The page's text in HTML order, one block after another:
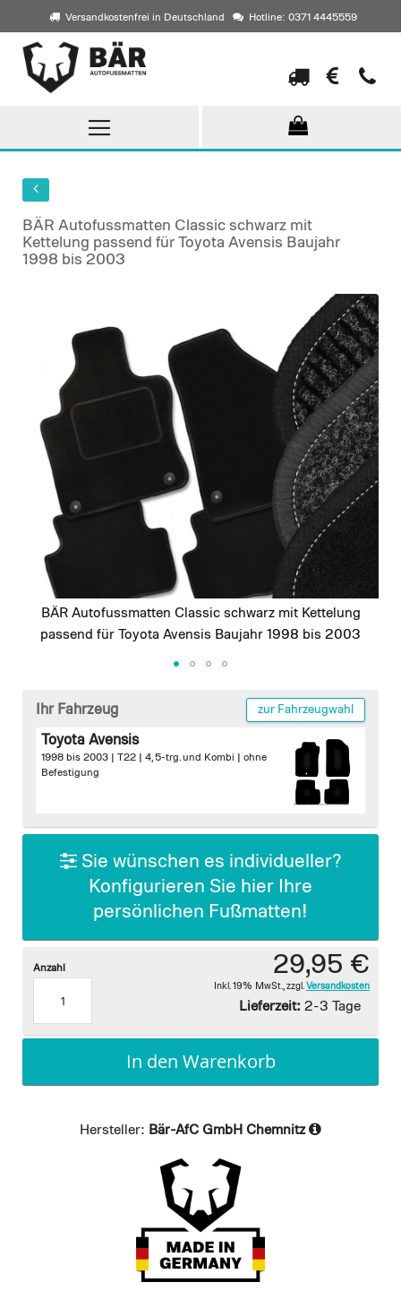
Versandkostenfrei in Deutschland Hotline: 0371 4445559
Direkt
zum
Inhalt
BÄR Autofussmatten Classic schwarz mit
Kettelung passend für Toyota Avensis Baujahr
1998 bis 2003
images
gallery
BÄR Autofussmatten Classic schwarz mit Kettelung
passend für Toyota Avensis Baujahr 1998 bis 2003
beginning
gallery
Ihr Fahrzeug zur Fahrzeugwahl
Toyota Avensis
1998 bis 2003 | T22 | 4, 5-trg. und Kombi | ohne
Befestigung
Sie wünschen es individueller?
Konfigurieren Sie hier Ihre
persönlichen Fußmatten!
29,95 €
Inkl. 19% MwSt. zzgl. Versandkosten
Lieferzeit: 2-3 Tage
Anzahl
In den Warenkorb
Hersteller: Bär-AfC GmbH Chemnitz